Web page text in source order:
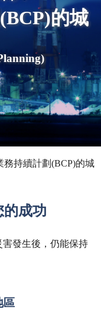
的城
務持續計劃(BCP)的城
的成功
發生後，仍能保持
區